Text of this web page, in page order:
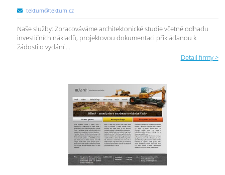
tektum@tektum.cz
Naše služby: Zpracováváme architektonické studie včetně odhadu
investičních nákladů, projektovou dokumentaci přikládanou k
žádosti o vydání ...
Detail firmy >